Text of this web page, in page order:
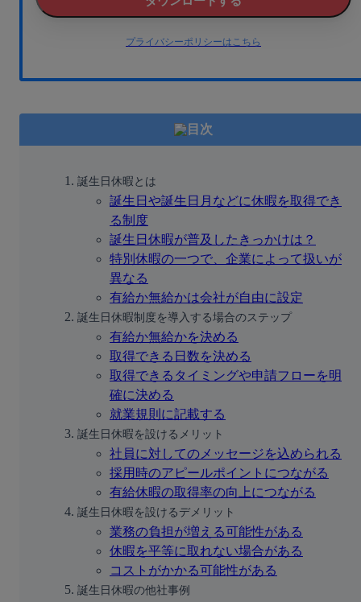
プライバシーポリシーはこちら
目次
誕生日休暇とは
誕生日や誕生日月などに休暇を取得でき
る制度
誕生日休暇が普及したきっかけは？
特別休暇の一つで、企業によって扱いが
異なる
有給か無給かは会社が自由に設定
誕生日休暇制度を導入する場合のステップ
有給か無給かを決める
取得できる日数を決める
取得できるタイミングや申請フローを明
確に決める
就業規則に記載する
誕生日休暇を設けるメリット
社員に対してのメッセージを込められる
採用時のアピールポイントにつながる
有給休暇の取得率の向上につながる
誕生日休暇を設けるデメリット
業務の負担が増える可能性がある
休暇を平等に取れない場合がある
コストがかかる可能性がある
誕生日休暇の他社事例